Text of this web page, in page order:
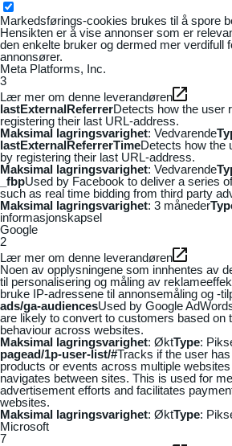
Markedsførings-cookies brukes til å spore
Hensikten er å vise annonser som er
den enkelte bruker og dermed mer verdifull
annonsører.
Meta Platforms, Inc.
3
Lær mer om denne leverandøren
lastExternalReferrerDetects how the user
registering their last URL-address.
Maksimal lagringsvarighet: Vedvarende
lastExternalReferrerTimeDetects how the
by registering their last URL-address.
Maksimal lagringsvarighet: Vedvarende
_fbpUsed by Facebook to deliver a series
such as real time bidding from third party
Maksimal lagringsvarighet: 3 måneder
informasjonskapsel
Google
2
Lær mer om denne leverandøren
Noen av opplysningene som innhentes av
til personalisering og måling av
bruke IP-adressene til annonsemåling og -
ads/ga-audiencesUsed by Google
are likely to convert to customers based on
behaviour across websites.
Maksimal lagringsvarighet: ØktType:
pagead/1p-user-list/#Tracks if the user
products or events across multiple
navigates between sites. This is used for
advertisement efforts and facilitates
websites.
Maksimal lagringsvarighet: ØktType:
Microsoft
7